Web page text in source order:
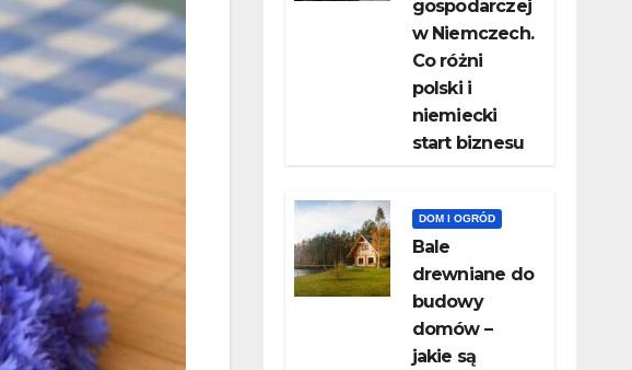
gospodarczej
w Niemczech.
Co różni
polski i
niemiecki
start biznesu
DOM I OGRÓD
Bale
drewniane do
budowy
domów –
jakie są